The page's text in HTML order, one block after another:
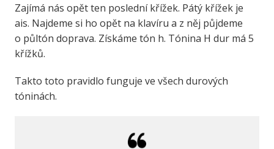
Zajímá nás opět ten poslední křížek. Pátý křížek je
ais. Najdeme si ho opět na klavíru a z něj půjdeme
o půltón doprava. Získáme tón h. Tónina H dur má 5
křížků.
Takto toto pravidlo funguje ve všech durových
tóninách.